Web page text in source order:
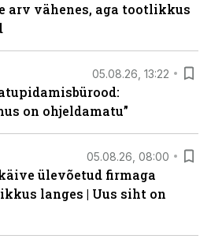
arv vähenes, aga tootlikkus
05.08.26, 13:22
on ohjeldamatu”
05.08.26, 08:00
ülevõetud firmaga
langes | Uus siht on